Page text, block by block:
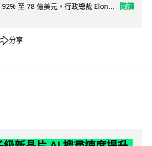
至 78 億美元。行政總裁 Elon...
閱讀
分享